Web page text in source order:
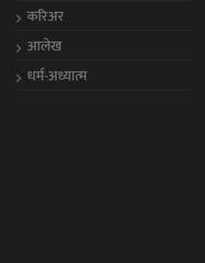
करिअर
आलेख
धर्म-अध्यात्म